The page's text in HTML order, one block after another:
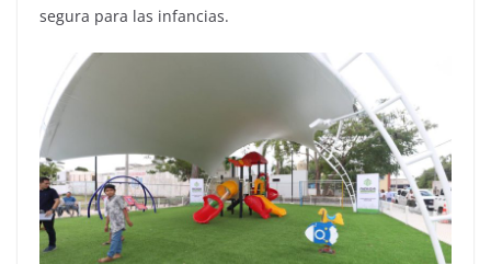
segura para las infancias.